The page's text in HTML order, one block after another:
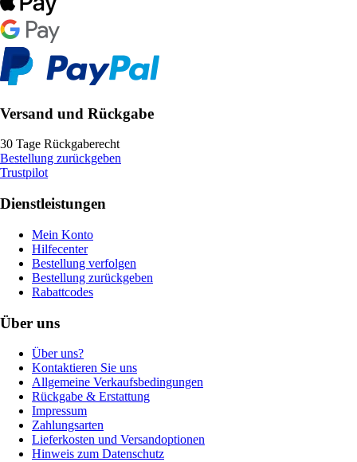
Versand und Rückgabe
30 Tage Rückgaberecht
Bestellung zurückgeben
Trustpilot
Dienstleistungen
Mein Konto
Hilfecenter
Bestellung verfolgen
Bestellung zurückgeben
Rabattcodes
Über uns
Über uns?
Kontaktieren Sie uns
Allgemeine Verkaufsbedingungen
Rückgabe & Erstattung
Impressum
Zahlungsarten
Lieferkosten und Versandoptionen
Hinweis zum Datenschutz